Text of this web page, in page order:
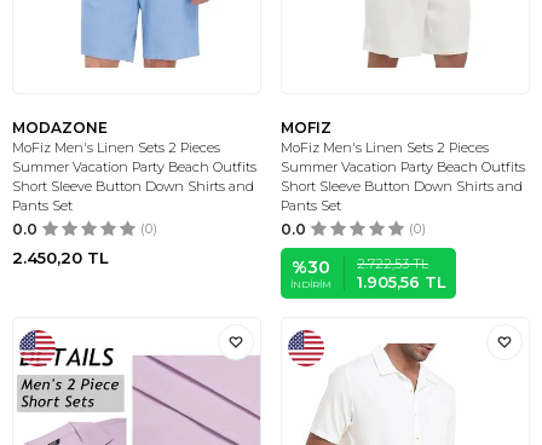
MODAZONE
MoFiz Men's Linen Sets 2 Pieces
Summer Vacation Party Beach Outfits
Short Sleeve Button Down Shirts and
Pants Set
0.0 (0)
2.450,20 TL
MOFIZ
MoFiz Men's Linen Sets 2 Pieces
Summer Vacation Party Beach Outfits
Short Sleeve Button Down Shirts and
Pants Set
0.0 (0)
%30
İNDIRIM
2.722,53TL
1.905,56 TL